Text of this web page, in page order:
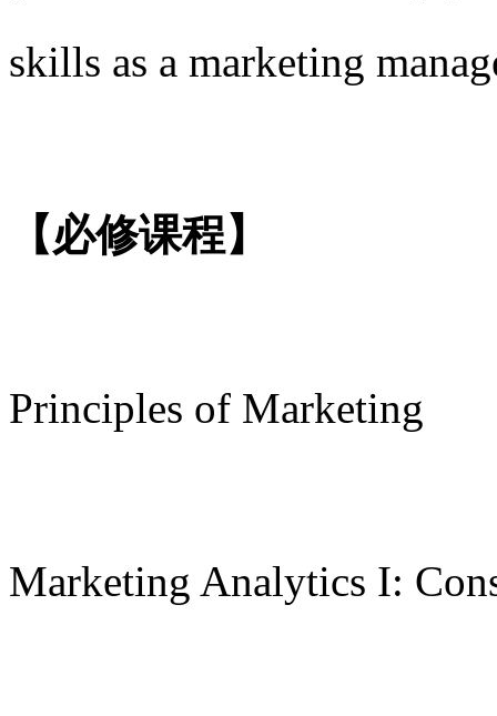
skills as a marketing
【必修课程】
Principles of Marketing
Marketing Analytics I: